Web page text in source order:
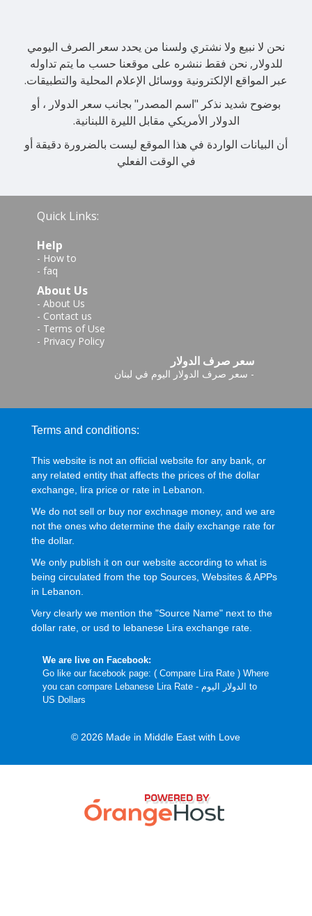
نحن لا نبيع ولا نشتري ولسنا من يحدد سعر الصرف اليومي
للدولار, نحن فقط ننشره على موقعنا حسب ما يتم تداوله
عبر المواقع الإلكترونية ووسائل الإعلام المحلية والتطبيقات.
بوضوح شديد نذكر "اسم المصدر" بجانب سعر الدولار ، أو
الدولار الأمريكي مقابل الليرة اللبنانية.
أن البيانات الواردة في هذا الموقع ليست بالضرورة دقيقة أو
في الوقت الفعلي
Quick Links:
Help
- How to
- faq
About Us
- About Us
- Contact us
- Terms of Use
- Privacy Policy
سعر صرف الدولار
- سعر صرف الدولار اليوم في لبنان
Terms and conditions:
This website is not an official website for any bank, or
any related entity that affects the prices of the dollar
exchange, lira price or rate in Lebanon.
We do not sell or buy nor exchnage money, and we are
not the ones who determine the daily exchange rate for
the dollar.
We only publish it on our website according to what is
being circulated from the top Sources, Websites & APPs
in Lebanon.
Very clearly we mention the "Source Name" next to the
dollar rate, or usd to lebanese Lira exchange rate.
We are live on Facebook:
Go like our facebook page: ( Compare Lira Rate) Where
you can compare Lebanese Lira Rate - الدولار اليوم to
US Dollars
© 2026 Made in Middle East with Love